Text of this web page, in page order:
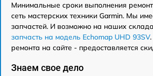
Минимальные сроки выполнения
сеть мастерских техники Garmin. Мы
запчастей. И возможно на наших
запчасть на модель Echomap UHD 93SV
ремонта на сайте - предоставляется
Знаем свое дело